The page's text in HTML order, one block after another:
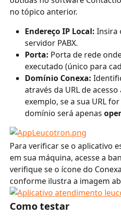
no tópico anterior.
Endereço IP Local: Insira
servidor PABX.
Porta: Porta de rede
executado (único para
Domínio Conexa:
através da URL de
exemplo, se a sua URL for
domínio será apenas
Para verificar se o aplicativo
em sua máquina, acesse a
verifique se o ícone do
conforme ilustra a imagem
Como testar